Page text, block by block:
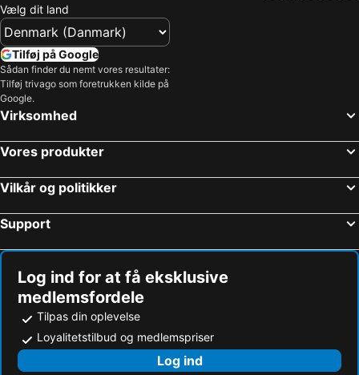
Vælg dit land
Tilføj på Google
Sådan finder du nemt vores resultater:
Tilføj trivago som foretrukken kilde på
Google.
Virksomhed
Vores produkter
Vilkår og politikker
Support
Log ind for at få eksklusive
medlemsfordele
Tilpas din oplevelse
Loyalitetstilbud og medlemspriser
Log ind